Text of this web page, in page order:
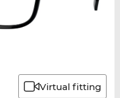
Virtual fitting